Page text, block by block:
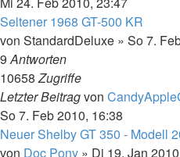
Seltener 1968 GT-500 KR
von StandardDeluxe » So 7.
9Antworten
10658Zugriffe
Letzter Beitragvon
So 7. Feb 2010, 16:38
Neuer Shelby GT 350 - Modell
von Doc Pony » Di 19. Jan